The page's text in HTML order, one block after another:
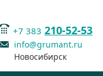
+7 383 210-52-53
info@grumant.ru
Новосибирск